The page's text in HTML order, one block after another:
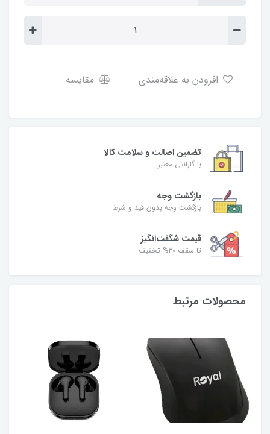
مقایسه
تضمین اصالت و سلامت کالا
با گارانتی معتبر
بازگشت وجه
بازگشت وجه بدون قید و شرط
قیمت شگفت‌انگیز
تا سقف 30% تخفیف
محصولات مرتبط